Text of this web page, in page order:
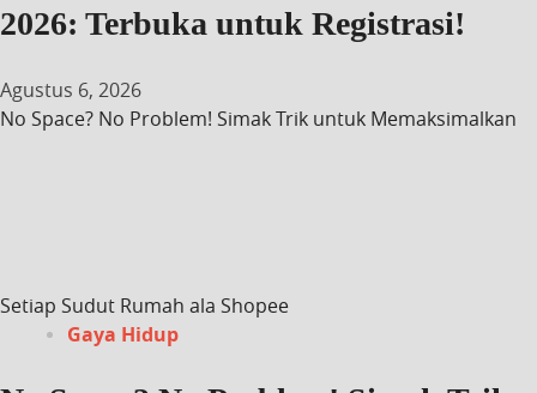
2026: Terbuka untuk Registrasi!
Agustus 6, 2026
No Space? No Problem! Simak Trik untuk Memaksimalkan
Setiap Sudut Rumah ala Shopee
Gaya Hidup